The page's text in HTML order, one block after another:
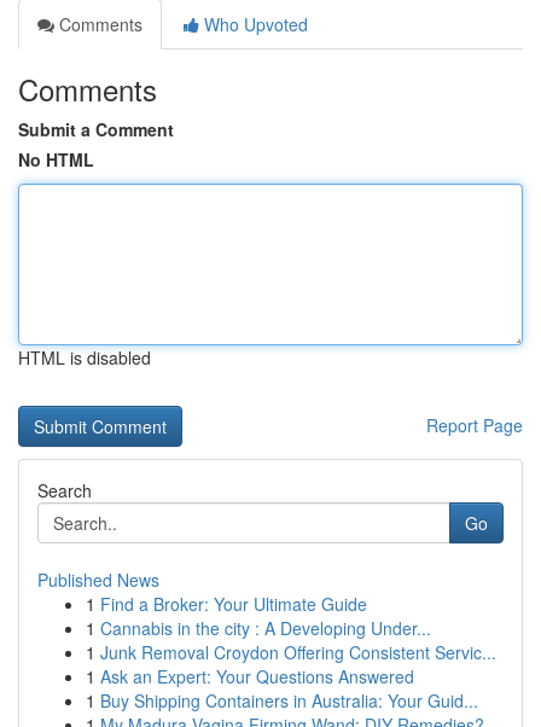
Comments
Who Upvoted
Comments
Submit a Comment
No HTML
HTML is disabled
Report Page
Search
Go
Published News
1 Find a Broker: Your Ultimate Guide
1 Cannabis in the city : A Developing Under...
1 Junk Removal Croydon Offering Consistent Servic...
1 Ask an Expert: Your Questions Answered
1 Buy Shipping Containers in Australia: Your Guid...